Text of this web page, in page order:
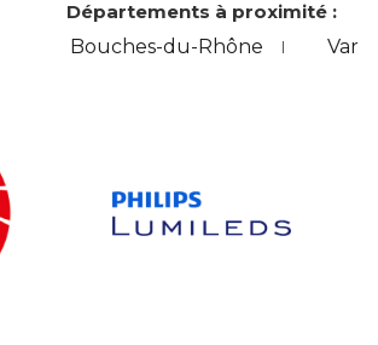
Départements à proximité :
Bouches-du-Rhône
Var